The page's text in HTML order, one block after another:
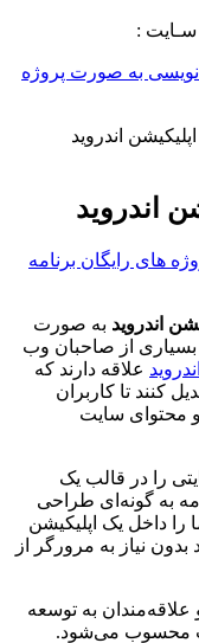
سـایت :
نویسی به صورت پروژه
اندروید
اندروید
های رایگان برنامه
اندروید به صورت
بسیاری از صاحبان وب
علاقه دارند که
کنند تا کاربران
و محتوای سایت
را در قالب یک
به گونه‌ای طراحی
داخل یک اپلیکیشن
نیاز به مرورگر از
علاقه‌مندان به توسعه
محسوب می‌شود.